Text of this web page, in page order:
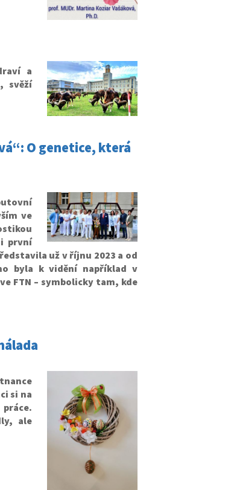
a
svěží
O genetice, která
ve
první
už v říjnu 2023 a od
byla k vidění například v
FTN – symbolicky tam, kde
si na
ale